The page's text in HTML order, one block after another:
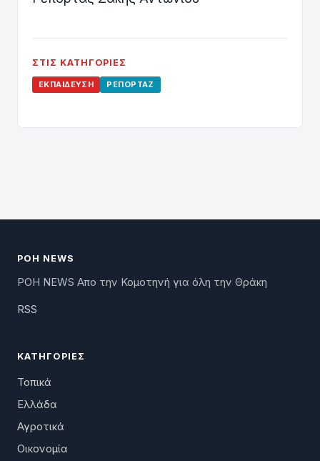
ΣΤΙΣ ΚΑΤΗΓΟΡΊΕΣ
ΕΚΠΑΊΔΕΥΣΗ ΡΕΠΟΡΤΆΖ
ΡΟΗ NEWS
ΡΟΗ NEWS Απο την Κομοτηνή για όλη την Θράκη
RSS
ΚΑΤΗΓΟΡΊΕΣ
Τοπικά
Ελλάδα
Αγροτικά
Οικονομία